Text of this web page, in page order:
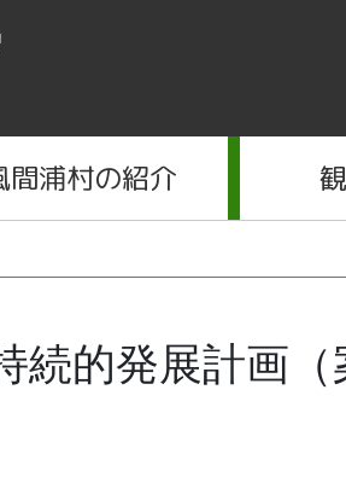
間浦村の紹介
続的発展計画